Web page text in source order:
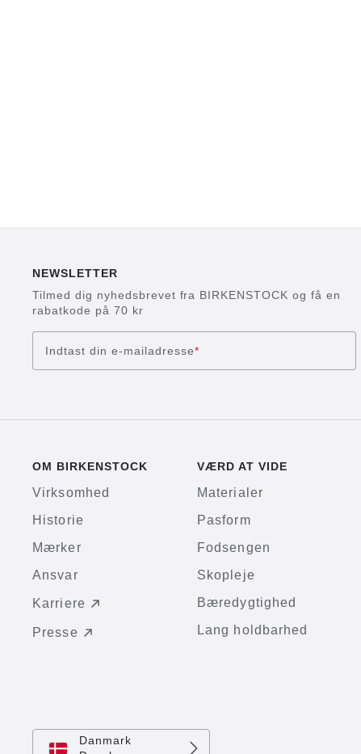
NEWSLETTER
Tilmed dig nyhedsbrevet fra BIRKENSTOCK og få en
rabatkode på 70 kr
Indtast din e-mailadresse*
OM BIRKENSTOCK
Virksomhed
Historie
Mærker
Ansvar
Karriere
Presse
VÆRD AT VIDE
Materialer
Pasform
Fodsengen
Skopleje
Bæredygtighed
Lang holdbarhed
Danmark